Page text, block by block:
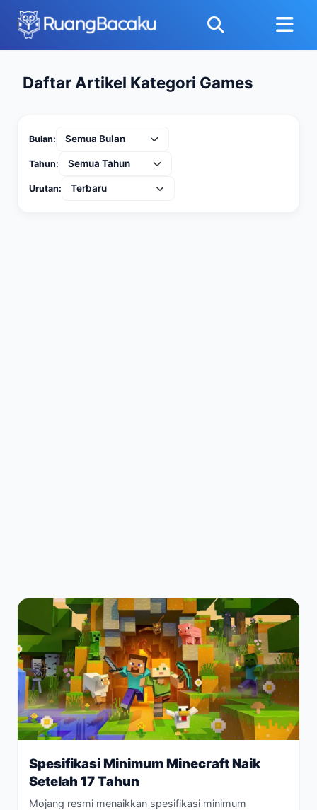
Daftar Artikel Kategori Games
Bulan:
Tahun:
Urutan:
Spesifikasi Minimum Minecraft Naik
Setelah 17 Tahun
Mojang resmi menaikkan spesifikasi minimum